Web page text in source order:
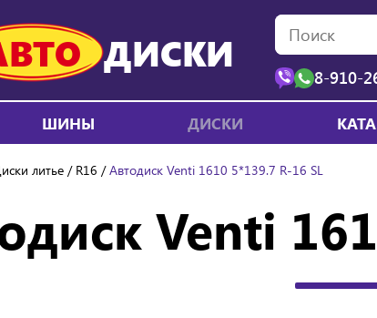
ДИСКИ
8-910-
ШИНЫ ДИСКИ
литье R16 Автодиск Venti 1610 5*139.7 R-16 SL
Venti